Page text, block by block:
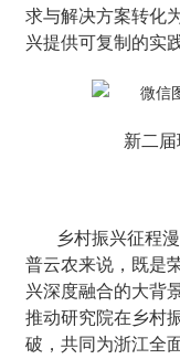
求与解决方案转化
兴提供可复制的实
新二
乡村振兴征程
普云农来说，既是
兴深度融合的大背
推动研究院在乡村
破，共同为浙江全